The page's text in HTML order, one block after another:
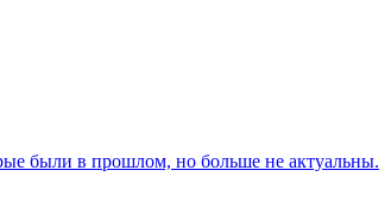
были в прошлом, но больше не актуальны.